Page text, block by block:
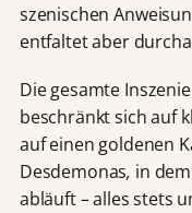
szenischen
entfaltet aber
Die gesamte
beschränkt sich auf
auf einen goldenen
Desdemonas, in
abläuft – alles stets